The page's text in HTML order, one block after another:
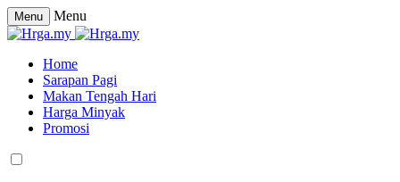
Menu Menu
Home
Sarapan Pagi
Makan Tengah Hari
Harga Minyak
Promosi